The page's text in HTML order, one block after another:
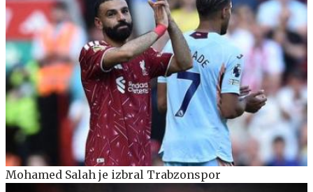
Mohamed Salah je izbral Trabzonspor